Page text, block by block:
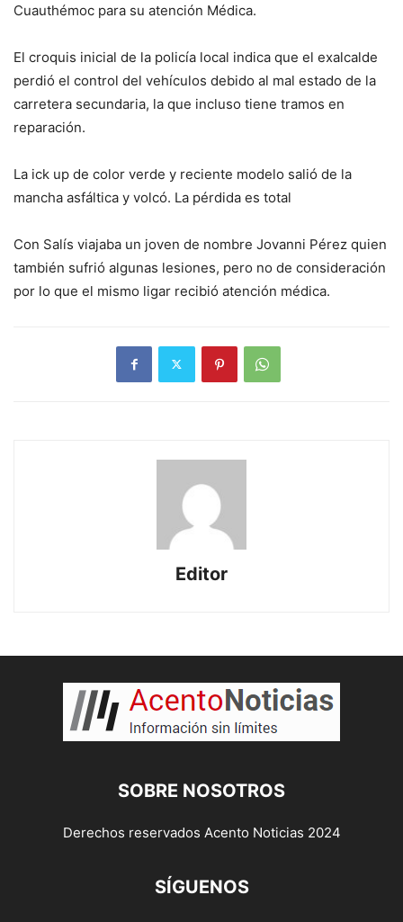
Cuauthémoc para su atención Médica.
El croquis inicial de la policía local indica que el exalcalde
perdió el control del vehículos debido al mal estado de la
carretera secundaria, la que incluso tiene tramos en
reparación.
La ick up de color verde y reciente modelo salió de la
mancha asfáltica y volcó. La pérdida es total
Con Salís viajaba un joven de nombre Jovanni Pérez quien
también sufrió algunas lesiones, pero no de consideración
por lo que el mismo ligar recibió atención médica.
Editor
SOBRE NOSOTROS
Derechos reservados Acento Noticias 2024
SÍGUENOS